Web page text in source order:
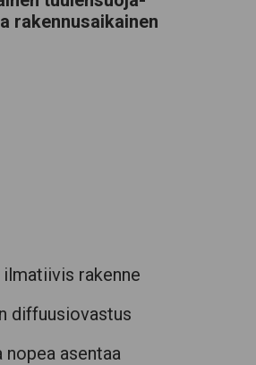
rakennusaikainen
rakenne
diffuusiovastus
asentaa